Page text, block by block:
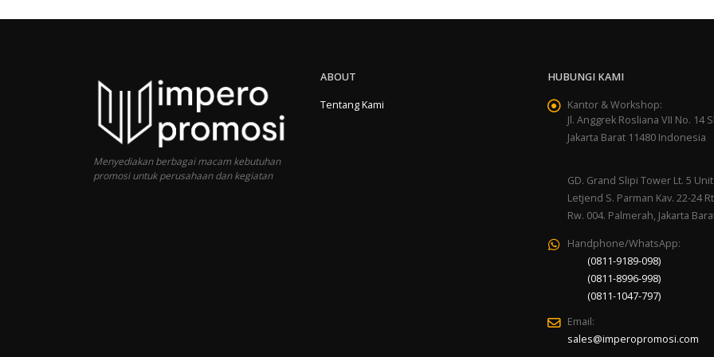
Menyediakan berbagai macam kebutuhan
promosi untuk perusahaan dan kegiatan
ABOUT
Tentang Kami
HUBUNGI KAMI
Kantor & Workshop:
Jl. Anggrek Rosliana VII No. 14
Jakarta Barat 11480 Indonesia
GD. Grand Slipi Tower Lt. 5 Unit
Letjend S. Parman Kav. 22-24
Rw. 004. Palmerah, Jakarta
Handphone/WhatsApp:
(0811-9189-098)
(0811-8996-998)
(0811-1047-797)
Email:
sales@imperopromosi.com